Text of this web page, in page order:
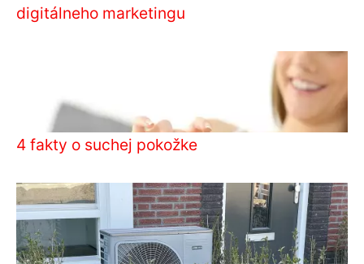
digitálneho marketingu
4 fakty o suchej pokožke